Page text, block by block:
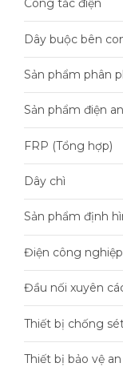
Công tắc điện
Dây buộc bên
Sản phẩm phân
Sản phẩm điện
FRP (Tổng hợp)
Dây chì
Sản phẩm định
Điện công nghiệp
Đầu nối xuyên
Thiết bị chống
Thiết bị bảo vệ